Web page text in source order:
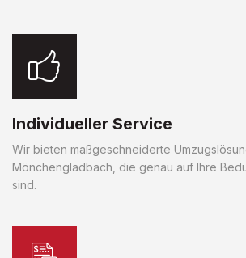
Individueller Service
Wir bieten maßgeschneiderte
Mönchengladbach, die genau auf Ihre
sind.